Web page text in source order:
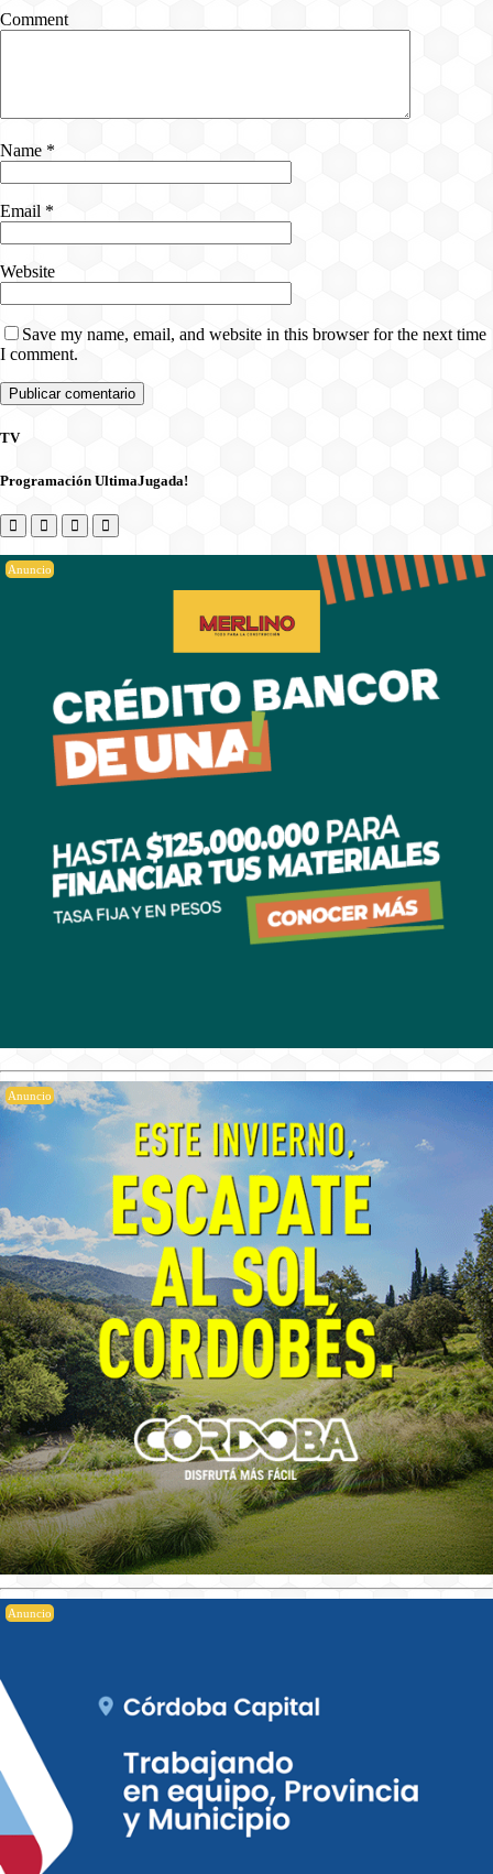
Comment
Name *
Email *
Website
Save my name, email, and website in this browser for the next time
I comment.
TV
Programación UltimaJugada!
Anuncio
Anuncio
Anuncio